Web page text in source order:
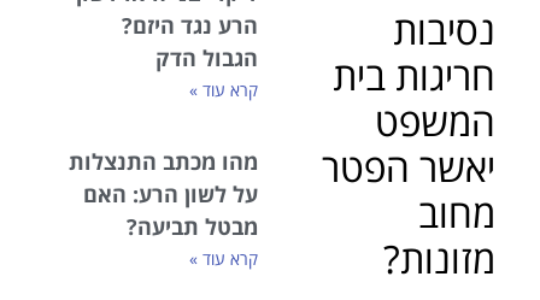
נסיבות
חריגות בית
המשפט
יאשר הפטר
מחוב
מזונות?
הרע נגד היזם?
הגבול הדק
קרא עוד »
מהו מכתב התנצלות
על לשון הרע: האם
מבטל תביעה?
קרא עוד »